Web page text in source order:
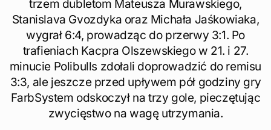
trzem dubletom Mateusza Murawskiego,
Stanislava Gvozdyka oraz Michała Jaśkowiaka,
wygrał 6:4, prowadząc do przerwy 3:1. Po
trafieniach Kacpra Olszewskiego w 21. i 27.
minucie Polibulls zdołali doprowadzić do remisu
3:3, ale jeszcze przed upływem pół godziny gry
FarbSystem odskoczył na trzy gole, pieczętując
zwycięstwo na wagę utrzymania.